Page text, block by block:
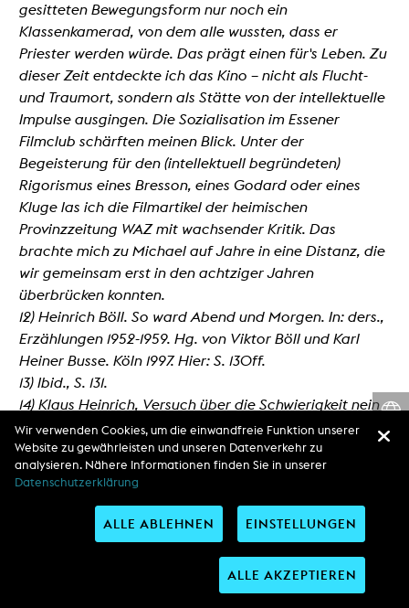
gesitteten Bewegungsform nur noch ein
Klassenkamerad, von dem alle wussten, dass er
Priester werden würde. Das prägt einen für's Leben. Zu
dieser Zeit entdeckte ich das Kino – nicht als Flucht-
und Traumort, sondern als Stätte von der intellektuelle
Impulse ausgingen. Die Sozialisation im Essener
Filmclub schärften meinen Blick. Unter der
Begeisterung für den (intellektuell begründeten)
Rigorismus eines Bresson, eines Godard oder eines
Kluge las ich die Filmartikel der heimischen
Provinzzeitung WAZ mit wachsender Kritik. Das
brachte mich zu Michael auf Jahre in eine Distanz, die
wir gemeinsam erst in den achtziger Jahren
überbrücken konnten.
12) Heinrich Böll. So ward Abend und Morgen. In: ders.,
Erzählungen 1952-1959. Hg. von Viktor Böll und Karl
Heiner Busse. Köln 1997. Hier: S. 130ff.
13) Ibid., S. 131.
14) Klaus Heinrich, Versuch über die Schwierigkeit nein
zu sagen. Frankfurt/M. 1985 (verb., 3. Auflage).
15) Ibid., S.96.
16) Über seine Liebe zu Schlagern möchte ich
schweigen. Wir waren uns in vielen Dingen einig, vor
Meisterschaft von Borussia Dortmund im Mai 2002
hätten wir mit unserem gemeinsamen Freund Michael
Braun, der ihn in den letzten beiden Semestern in der
Wir verwenden Cookies, um die einwandfreie Funktion unserer
Website zu gewährleisten und unseren Datenverkehr zu
analysieren. Nähere Informationen finden Sie in unserer
Datenschutzerklärung
EINSTELLUNGEN
ALLE ABLEHNEN
ALLE AKZEPTIEREN